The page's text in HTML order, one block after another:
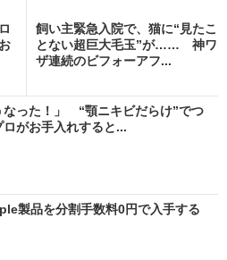
飼い主緊急入院で、猫に“見たこ
とない超巨大毛玉”が…… 神ワ
ザ連続のビフォーアフ...
なった！」 “顎ニキビだらけ”でつ
がお手入れすると...
製品を分割手数料0円で入手する